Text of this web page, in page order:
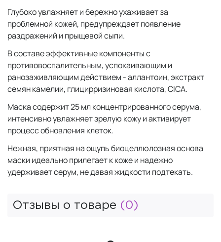
Глубоко увлажняет и бережно ухаживает за
проблемной кожей, предупреждает появление
раздражений и прыщевой сыпи.
В составе эффективные компоненты с
противовоспалительным, успокаивающим и
ранозаживляющим действием - аллантоин, экстракт
семян камелии, глицирризиновая кислота, CICA.
Маска содержит 25 мл концентрированного серума,
интенсивно увлажняет зрелую кожу и активирует
процесс обновления клеток.
Нежная, приятная на ощупь биоцеллюлозная основа
маски идеально прилегает к коже и надежно
удерживает серум, не давая жидкости подтекать.
Отзывы о товаре (0)